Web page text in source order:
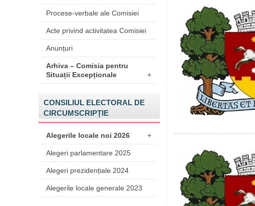
Procese-verbale ale Comisiei
Acte privind activitatea Comisiei
Anunțuri
Arhiva – Comisia pentru
Situații Excepționale
+
CONSILIUL ELECTORAL DE
CIRCUMSCRIPȚIE
Alegerile locale noi 2026 +
Alegeri parlamentare 2025
Alegeri prezidențiale 2024
Alegerile locale generale 2023